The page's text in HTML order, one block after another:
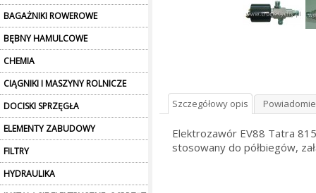
BAGAŻNIKI ROWEROWE
BĘBNY HAMULCOWE
CHEMIA
CIĄGNIKI I MASZYNY ROLNICZE
DOCISKI SPRZĘGŁA
ELEMENTY ZABUDOWY
FILTRY
HYDRAULIKA
Szczegółowy opis
Elektrozawór EV88 Tatra
stosowany do półbiegów,